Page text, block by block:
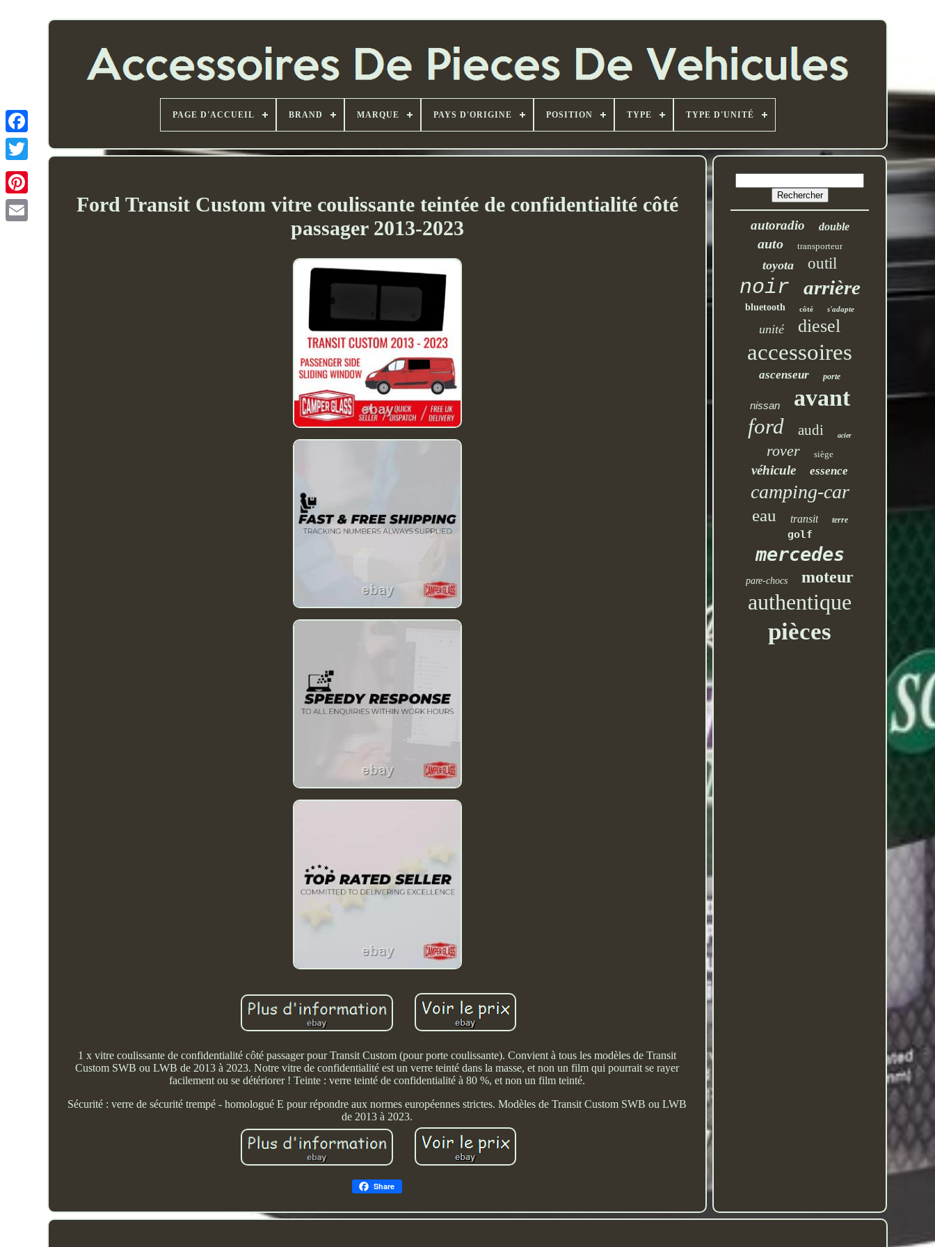
PAGE D'ACCUEIL BRAND MARQUE PAYS D'ORIGINE POSITION TYPE TYPE D'UNITÉ
Ford Transit Custom vitre coulissante teintée de confidentialité côté
passager 2013-2023
1 x vitre coulissante de confidentialité côté passager pour Transit Custom (pour porte coulissante). Convient à tous les modèles de Transit
Custom SWB ou LWB de 2013 à 2023. Notre vitre de confidentialité est un verre teinté dans la masse, et non un film qui pourrait se rayer
facilement ou se détériorer ! Teinte : verre teinté de confidentialité à 80 %, et non un film teinté.
Sécurité : verre de sécurité trempé - homologué E pour répondre aux normes européennes strictes. Modèles de Transit Custom SWB ou LWB
de 2013 à 2023.
Share
autoradio double
auto transporteur
toyota outil
noir arrière
bluetooth côté s'adapte
unité diesel
accessoires
ascenseur porte
nissan avant
ford audi acier
rover siège
véhicule essence
camping-car
eau transit terre
golf
mercedes
pare-chocs moteur
authentique
pièces